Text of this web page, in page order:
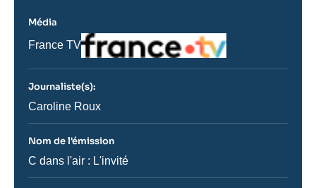
Média
Nom
journal,
ou
émission
France TV
Logo
Journaliste(s):
Journaliste
Caroline Roux
Nom de l'émission
Nom
C dans l'air : L'invité